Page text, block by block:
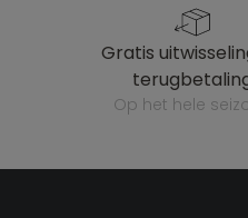
gratis uitwisseling en
op het hele